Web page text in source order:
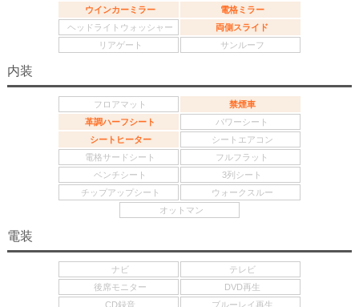
ウインカーミラー
電格ミラー
ヘッドライトウォッシャー
両側スライド
リアゲート
サンルーフ
内装
フロアマット
禁煙車
革調ハーフシート
パワーシート
シートヒーター
シートエアコン
電格サードシート
フルフラット
ベンチシート
3列シート
チップアップシート
ウォークスルー
オットマン
電装
ナビ
テレビ
後席モニター
DVD再生
CD録音
ブルーレイ再生